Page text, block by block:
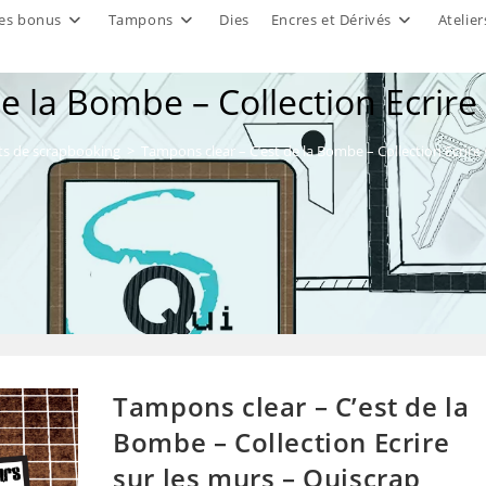
bonus Tampons Dies Encres et Dérivés
la Bombe – Collection
de scrapbooking Tampons clear – C’est de la Bombe – Collection
Tampons clear – C’est de la
Bombe – Collection Ecrire
sur les murs – Quiscrap